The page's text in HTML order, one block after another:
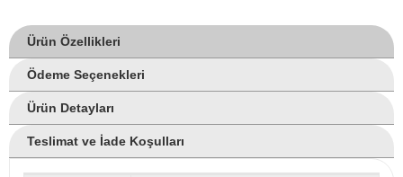
Ürün Özellikleri
Ödeme Seçenekleri
Ürün Detayları
Teslimat ve İade Koşulları